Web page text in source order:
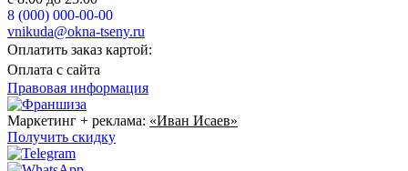
8 (000) 000-00-00
vnikuda@okna-tseny.ru
Оплатить заказ картой:
Оплата с сайта
Правовая информация
Маркетинг + реклама: «Иван Исаев»
Получить скидку